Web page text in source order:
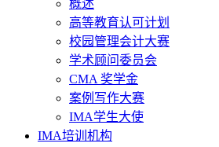
概述
高等教育认可计划
校园管理会计大赛
学术顾问委员会
CMA 奖学金
案例写作大赛
IMA学生大使
IMA培训机构